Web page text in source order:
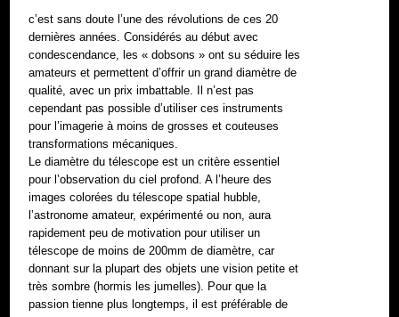
c’est sans doute l’une des révolutions de ces 20
dernières années. Considérés au début avec
condescendance, les « dobsons » ont su séduire les
amateurs et permettent d’offrir un grand diamètre de
qualité, avec un prix imbattable. Il n’est pas
cependant pas possible d’utiliser ces instruments
pour l’imagerie à moins de grosses et couteuses
transformations mécaniques.
Le diamètre du télescope est un critère essentiel
pour l’observation du ciel profond. A l’heure des
images colorées du télescope spatial hubble,
l’astronome amateur, expérimenté ou non, aura
rapidement peu de motivation pour utiliser un
télescope de moins de 200mm de diamètre, car
donnant sur la plupart des objets une vision petite et
très sombre (hormis les jumelles). Pour que la
passion tienne plus longtemps, il est préférable de